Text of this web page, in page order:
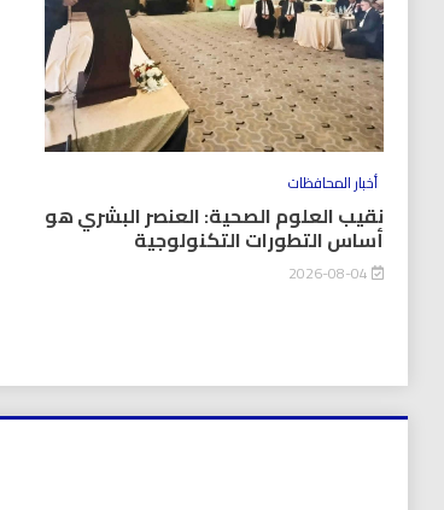
أخبار المحافظات
نقيب العلوم الصحية: العنصر البشري هو
أساس التطورات التكنولوجية